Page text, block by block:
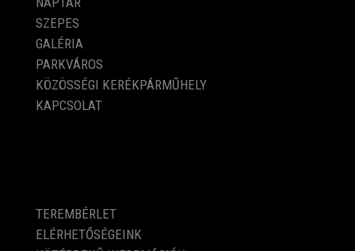
SZEPES
GALÉRIA
PARKVÁROS
KÖZÖSSÉGI KERÉKPÁRMŰHELY
KAPCSOLAT
TEREMBÉRLET
ELÉRHETŐSÉGEINK